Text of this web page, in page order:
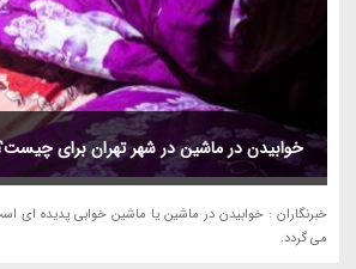
خوابیدن در ماشین در شهر تهران برای
خبرنگاران : خوابیدن در ماشین یا ماشین خوابی پدیده ای
می گردد.